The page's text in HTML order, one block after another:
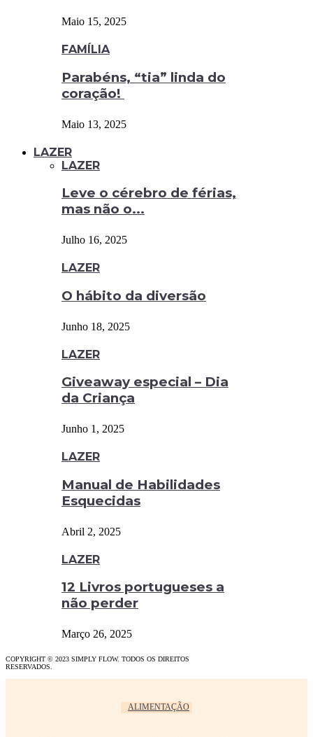
Maio 15, 2025
FAMÍLIA
Parabéns, “tia” linda do
coração!
Maio 13, 2025
LAZER
LAZER
Leve o cérebro de férias,
mas não o...
Julho 16, 2025
LAZER
O hábito da diversão
Junho 18, 2025
LAZER
Giveaway especial – Dia
da Criança
Junho 1, 2025
LAZER
Manual de Habilidades
Esquecidas
Abril 2, 2025
LAZER
12 Livros portugueses a
não perder
Março 26, 2025
COPYRIGHT © 2023 SIMPLY FLOW. TODOS OS DIREITOS
RESERVADOS.
ALIMENTAÇÃO